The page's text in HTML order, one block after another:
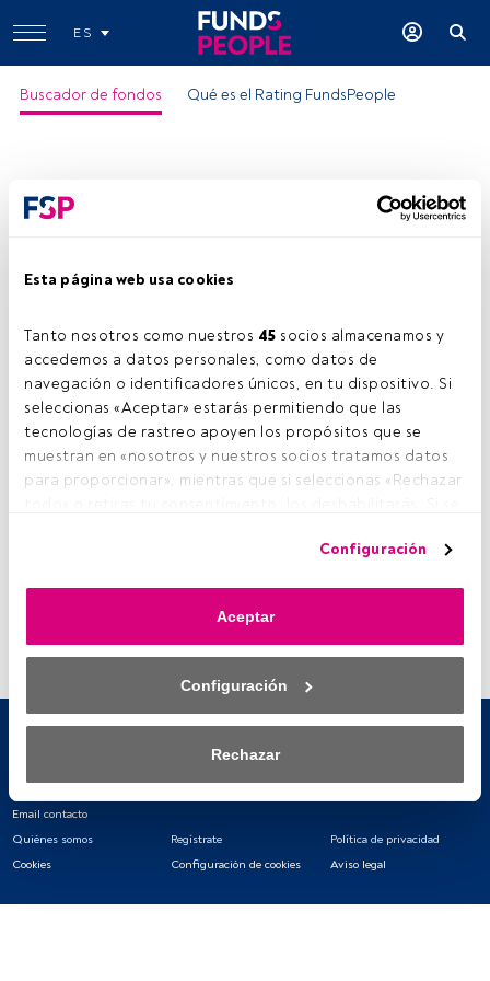
Esta página web usa cookies
Tanto nosotros como nuestros 45 socios almacenamos y
accedemos a datos personales, como datos de
navegación o identificadores únicos, en tu dispositivo. Si
seleccionas «Aceptar» estarás permitiendo que las
tecnologías de rastreo apoyen los propósitos que se
muestran en «nosotros y nuestros socios tratamos datos
para proporcionar», mientras que si seleccionas «Rechazar
anuncios que ves podrían dejar de ser relevantes para ti.
momento haciendo clic en el enlace «Preferencias de
privacidad» que aparece en la parte inferior de la página
la izquierda de la página web). Tus opciones tendrán
saber más, consulta nuestra política de privacidad.
datos para proporcionar:
activamente las características del dispositivo para su
identificación. Almacenar la información en un dispositivo
Configuración
Aceptar
Configuración
Rechazar
ES
Buscador de fondos Qué es el Rating FundsPeople
Email contacto
Quiénes somos
Regístrate
Política de privacidad
Cookies
Configuración de cookies Aviso legal